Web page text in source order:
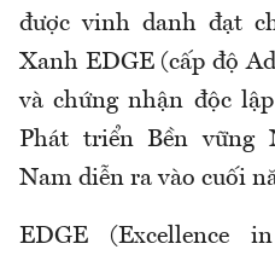
được vinh danh đạt
Xanh EDGE (cấp độ
và chứng nhận độc
Phát triển Bền vững
Nam diễn ra vào cuối
EDGE (Excellence